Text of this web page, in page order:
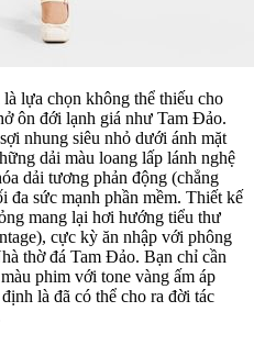
lựa chọn không thể thiếu cho
ôn đới lạnh giá như Tam Đảo.
nhung siêu nhỏ dưới ánh mặt
dải màu loang lấp lánh nghệ
dải tương phản động (chẳng
sức mạnh phần mềm. Thiết kế
mang lại hơi hướng tiểu thư
cực kỳ ăn nhập với phông
thờ đá Tam Đảo. Bạn chỉ cần
phim với tone vàng ấm áp
là đã có thể cho ra đời tác